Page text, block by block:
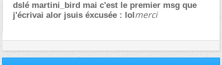
dslé martini_bird mai c'est le premier msg que
j'écrivai alor jsuis éxcusée : lolmerci